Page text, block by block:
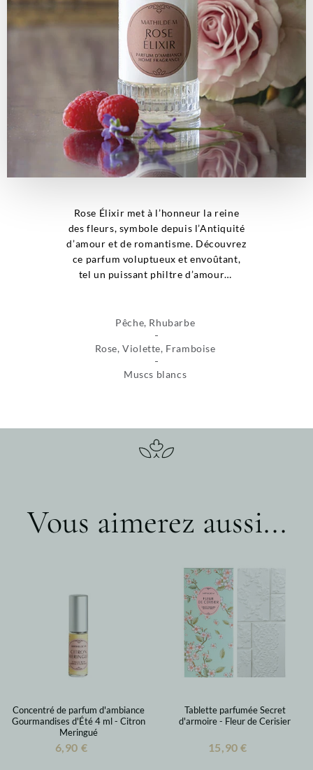
Rose Élixir met à l’honneur la reine
des fleurs, symbole depuis l’Antiquité
d’amour et de romantisme. Découvrez
ce parfum voluptueux et envoûtant,
tel un puissant philtre d’amour…
Pêche, Rhubarbe
Rose, Violette, Framboise
Muscs blancs
Vous aimerez aussi...
Concentré de parfum d'ambiance
Gourmandises d'Été 4 ml - Citron
Meringué
6,90 €
Tablette parfumée Secret
d'armoire - Fleur de Cerisier
15,90 €